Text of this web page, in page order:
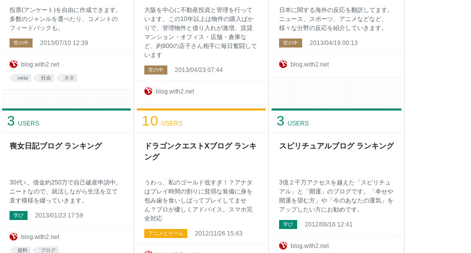
blog.with2.net
投票(アンケート)を自由に作成できます。
多数のジャンルを選べたり、コメントの
フィードバックも。
世の中 2013/07/10 12:39
neta 社会 ネタ
blog.with2.net
大阪を中心に不動産投資と管理を行って
います。この10年以上は物件の購入ばか
りで、管理物件と借り入れが激増。賃貸
マンション・オフィス・店舗・倉庫な
ど、約800の店子さん相手に毎日奮闘して
います
世の中 2013/04/23 07:44
blog.with2.net
日本に関する海外の反応を翻訳してます。
ニュース、スポーツ、アニメなどなど、
様々な分野の反応を紹介していきます。
世の中 2013/04/19 00:13
喪女日記ブログ ランキング
3 USERS
blog.with2.net
30代♀。借金約250万で自己破産申請中。
ニートなので、就活しながら生活を立て
直す模様を綴っていきます。
学び 2013/01/23 17:59
資料 ブログ
ドラゴンクエストXブログ ランキ
ング
10 USERS
うわっ、私のゴールド低すぎ！？アナタ
はプレイ時間の割りに貧弱な装備に身を
包み歯を食いしばってプレイしてませ
ん？プロが優しくアドバイス。スマホ完
全対応
アニメとゲーム 2012/11/26 15:43
スピリチュアルブログ ランキング
3 USERS
blog.with2.net
3億２千万アクセスを越えた「スピリチュ
アル」と「開運」のブログです。「幸せや
開運を望む方」や「今のあなたの運気」を
アップしたい方にお勧めです。
学び 2012/08/16 12:41